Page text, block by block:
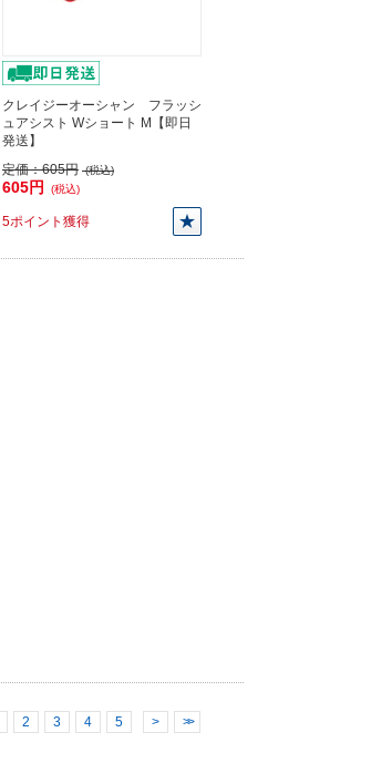
クレイジーオーシャン フラッシ
ュアシスト Wショート M【即日
発送】
定価：605円 (税込)
605円 (税込)
5ポイント獲得
2 3 4 5 > >>